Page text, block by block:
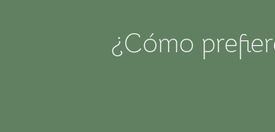
¿Cómo